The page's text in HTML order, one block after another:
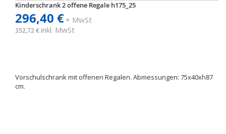
Kinderschrank 2 offene Regale h175_25
296,40 €+ MwSt
352,72 € inkl. MwSt
Vorschulschrank mit offenen Regalen. Abmessungen: 75x40xh87
cm.